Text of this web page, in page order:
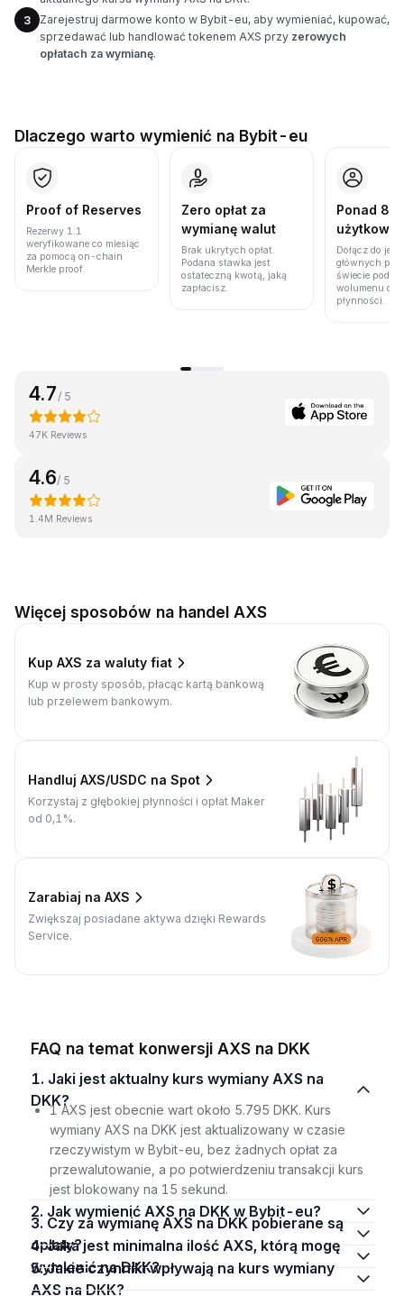
3
Zarejestruj darmowe konto w Bybit-eu, aby wymieniać, kupować,
sprzedawać lub handlować tokenem AXS przy zerowych
opłatach za wymianę.
Dlaczego warto wymienić na Bybit-eu
Proof of Reserves
Rezerwy 1:1
weryfikowane co miesiąc
za pomocą on-chain
Merkle proof.
Zero opłat za
wymianę walut
Brak ukrytych opłat.
Podana stawka jest
ostateczną kwotą, jaką
zapłacisz.
Ponad 86
Dołącz do
głównych
świecie pod
wolumenu
płynności.
4.7 / 5
47K Reviews
4.6/ 5
1.4M Reviews
Więcej sposobów na handel AXS
Kup AXS za waluty fiat
Kup w prosty sposób, płacąc kartą bankową
lub przelewem bankowym.
Handluj AXS/USDC na Spot
Korzystaj z głębokiej płynności i opłat Maker
od 0,1%.
Zarabiaj na AXS
Zwiększaj posiadane aktywa dzięki Rewards
Service.
FAQ na temat konwersji AXS na DKK
1. Jaki jest aktualny kurs wymiany AXS na
DKK?
1 AXS jest obecnie wart około 5.795 DKK. Kurs
wymiany AXS na DKK jest aktualizowany w czasie
rzeczywistym w Bybit-eu, bez żadnych opłat za
przewalutowanie, a po potwierdzeniu transakcji kurs
jest blokowany na 15 sekund.
2. Jak wymienić AXS na DKK w Bybit-eu?
3. Czy za wymianę AXS na DKK pobierane są
opłaty?
4. Jaka jest minimalna ilość AXS, którą mogę
wymienić na DKK?
5. Jakie czynniki wpływają na kurs wymiany
AXS na DKK?